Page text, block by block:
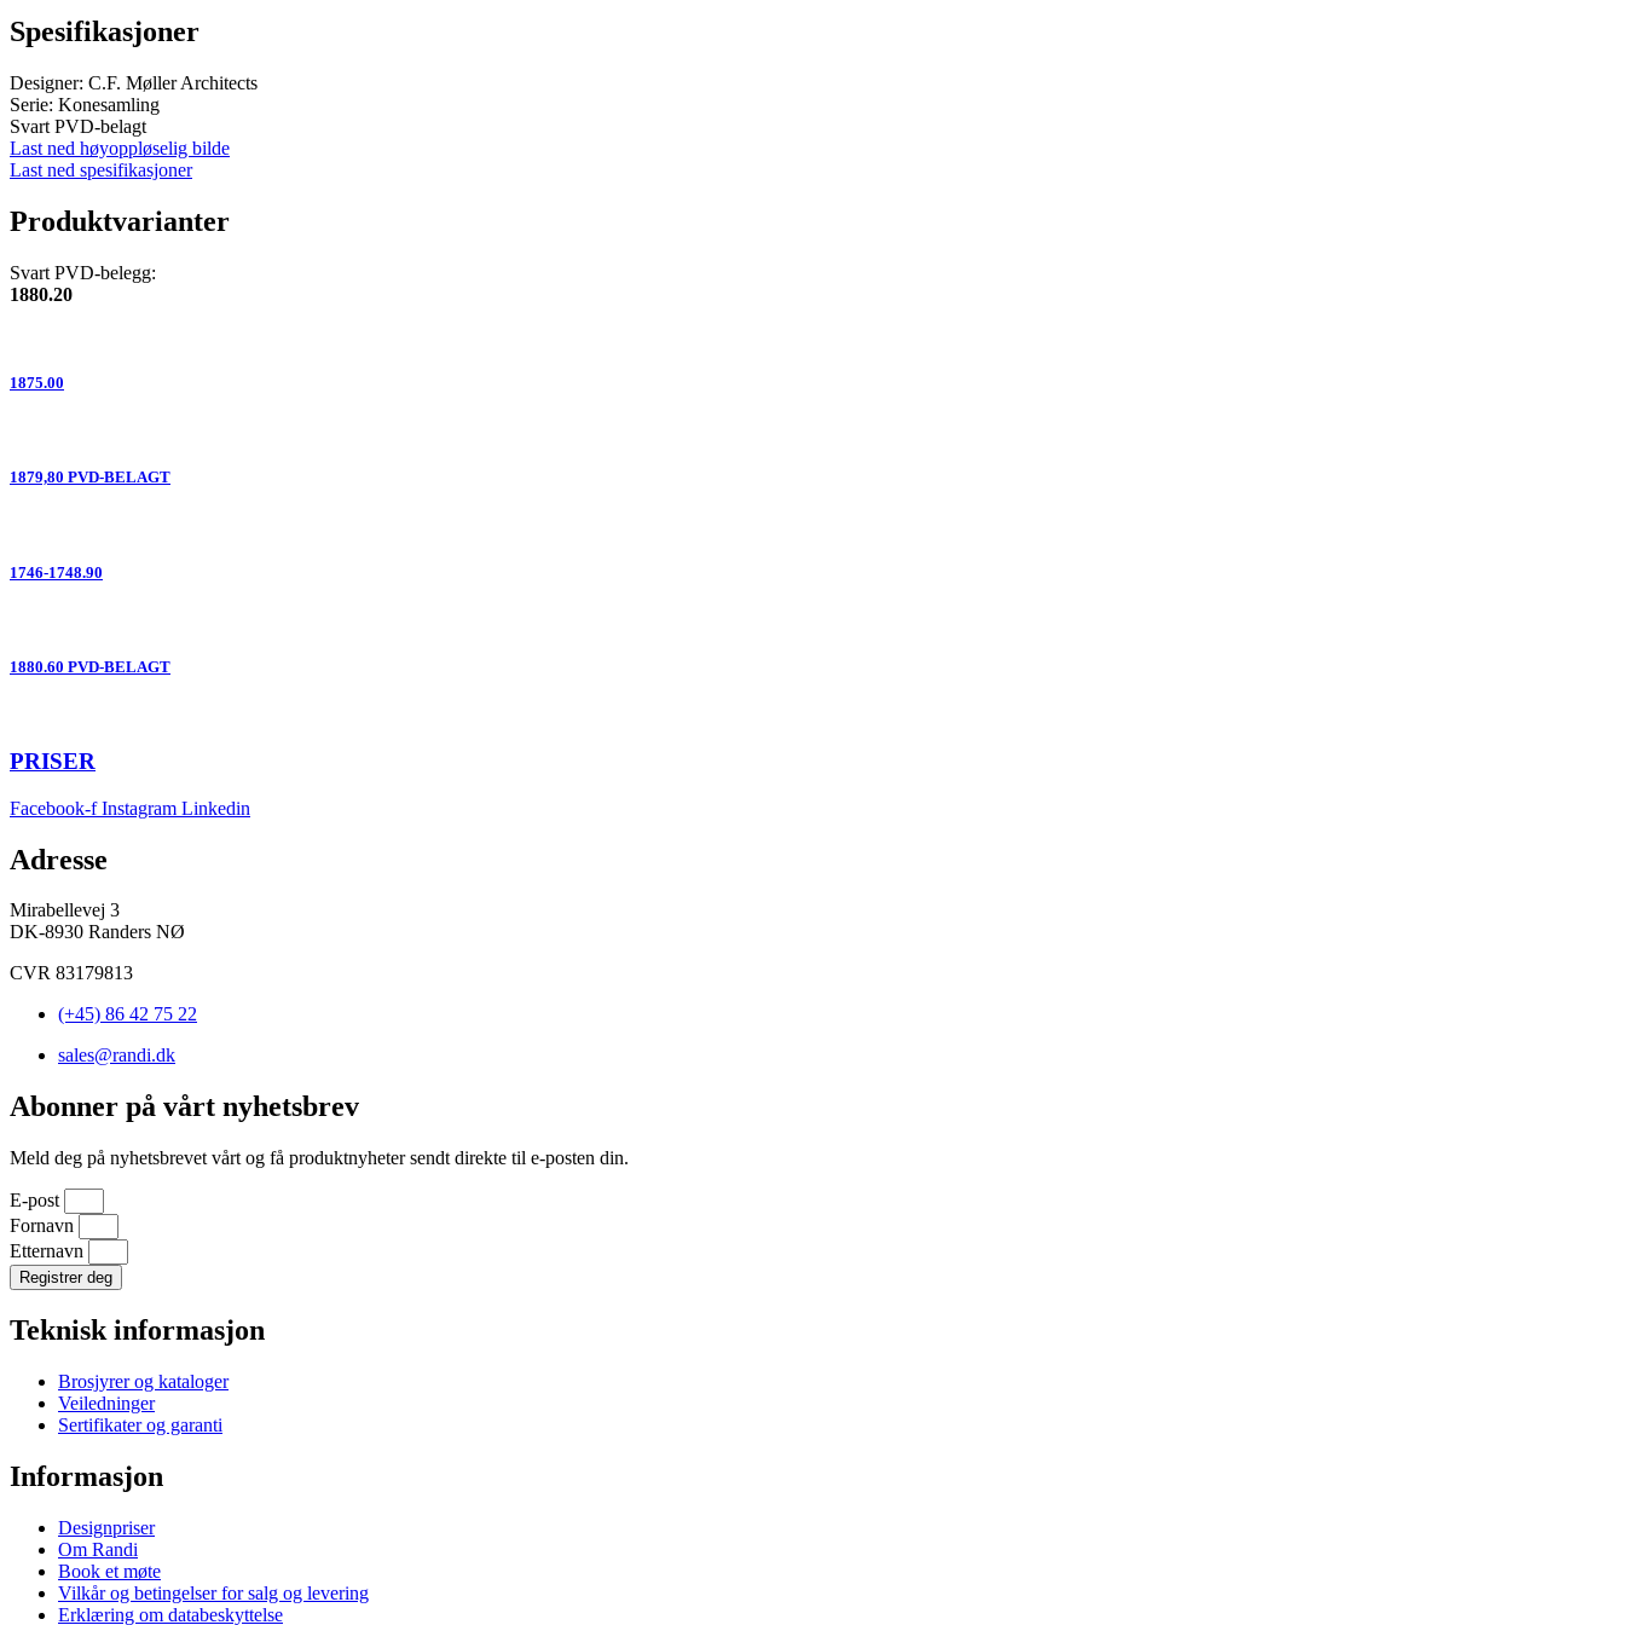
Spesifikasjoner
Designer: C.F. Møller Architects
Serie: Konesamling
Svart PVD-belagt
Last ned høyoppløselig bilde
Last ned spesifikasjoner
Produktvarianter
Svart PVD-belegg:
1880.20
1875.00
1879,80 PVD-BELAGT
1746-1748.90
1880.60 PVD-BELAGT
PRISER
Facebook-f Instagram Linkedin
Adresse
Mirabellevej 3
DK-8930 Randers NØ
CVR 83179813
(+45) 86 42 75 22
sales@randi.dk
Abonner på vårt nyhetsbrev
Meld deg på nyhetsbrevet vårt og få produktnyheter sendt direkte til e-posten din.
E-post
Fornavn
Etternavn
Registrer deg
Teknisk informasjon
Brosjyrer og kataloger
Veiledninger
Sertifikater og garanti
Informasjon
Designpriser
Om Randi
Book et møte
Vilkår og betingelser for salg og levering
Erklæring om databeskyttelse